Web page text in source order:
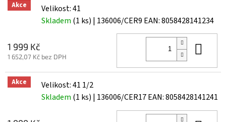
Akce
Velikost: 41
Skladem (1 ks) | 136006/CER9 EAN:8058428141234
1 999 Kč
1 652,07 Kč bez DPH
Akce
Velikost: 41 1/2
Skladem (1 ks) | 136006/CER17EAN:8058428141241